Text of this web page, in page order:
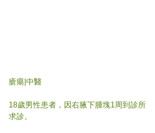
瘡瘍|中醫
18歲男性患者，因右腋下腫塊1周到診所
求診。